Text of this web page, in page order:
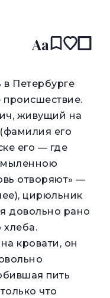
Aa
в Петербурге
живущий на
его
его — где
отворяют» —
цирюльник
довольно рано
хлеба.
кровати, он
пить
что